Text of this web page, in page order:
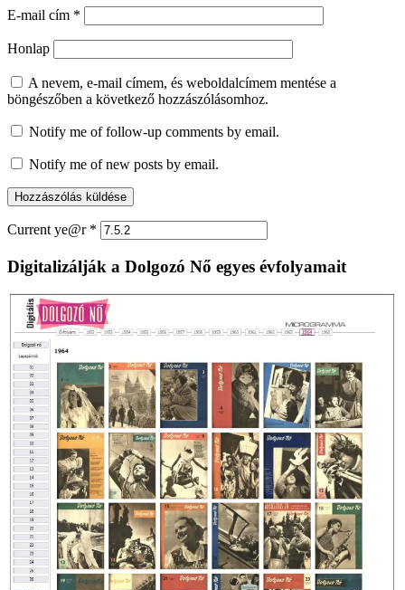
E-mail cím *
Honlap
A nevem, e-mail címem, és weboldalcímem mentése a
böngészőben a következő hozzászólásomhoz.
Notify me of follow-up comments by email.
Notify me of new posts by email.
Current ye@r *
Digitalizálják a Dolgozó Nő egyes évfolyamait